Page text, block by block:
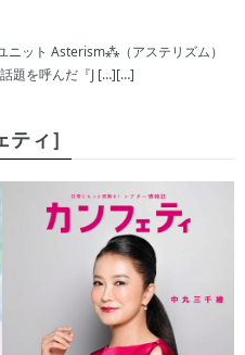
ニット Asterism⁂（アステリズム）
題を呼んだ『J […][…]
ィ］